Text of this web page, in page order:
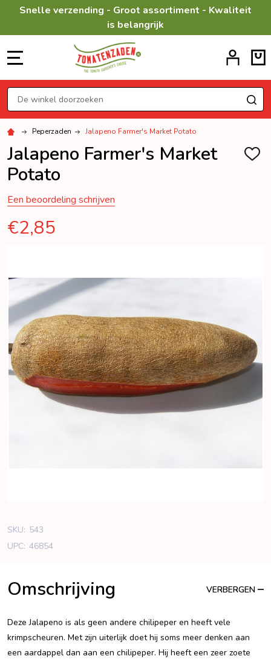
Snelle verzending - Groot assortiment - Kwaliteit
is belangrijk
Zoeken
Peperzaden Jalapeno Farmer's Market Potato
Jalapeno Farmer's Market
Potato
Een beoordeling schrijven
€2,85
SKU: 543
UPC: 46854
Omschrijving VERBERGEN
Deze Jalapeno is als geen andere chilipeper en heeft vele
krimpscheuren. Met zijn uiterlijk doet hij soms meer denken aan
een aardappel dan aan een chilipeper. Hij heeft een zeer zoete